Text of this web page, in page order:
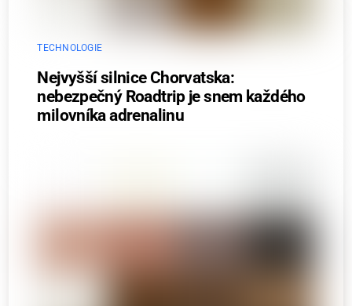
TECHNOLOGIE
Nejvyšší silnice Chorvatska:
nebezpečný Roadtrip je snem každého
milovníka adrenalinu